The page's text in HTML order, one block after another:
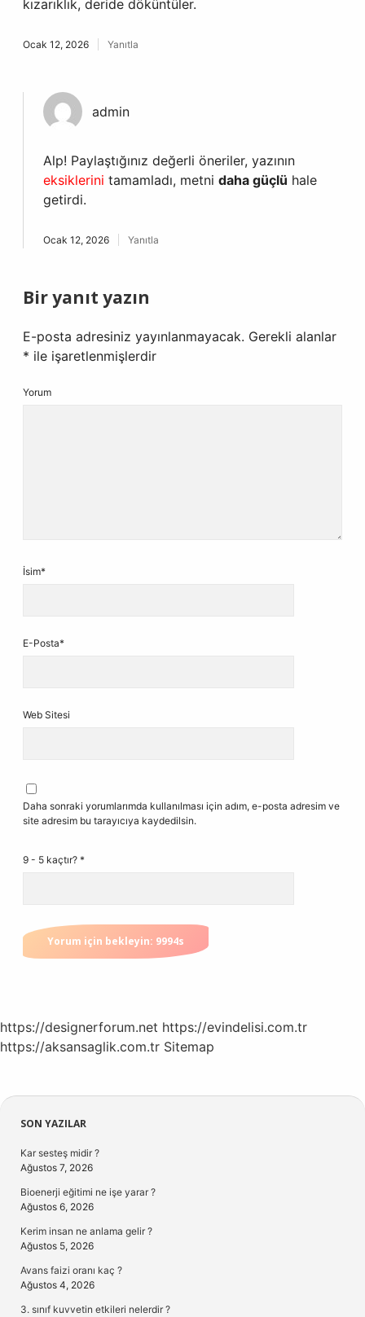
kızarıklık, deride döküntüler.
Ocak 12, 2026 Yanıtla
admin
Alp! Paylaştığınız değerli öneriler, yazının
eksiklerini tamamladı, metni daha güçlü hale
getirdi.
Ocak 12, 2026 Yanıtla
Bir yanıt yazın
E-posta adresiniz yayınlanmayacak. Gerekli alanlar
* ile işaretlenmişlerdir
Yorum
İsim*
E-Posta*
Web Sitesi
Daha sonraki yorumlarımda kullanılması için adım, e-posta adresim ve
site adresim bu tarayıcıya kaydedilsin.
9 - 5 kaçtır? *
https://designerforum.net https://evindelisi.com.tr
https://aksansaglik.com.tr Sitemap
Sidebar
SON YAZILAR
Kar sesteş midir ?
Ağustos 7, 2026
Bioenerji eğitimi ne işe yarar ?
Ağustos 6, 2026
Kerim insan ne anlama gelir ?
Ağustos 5, 2026
Avans faizi oranı kaç ?
Ağustos 4, 2026
3. sınıf kuvvetin etkileri nelerdir ?